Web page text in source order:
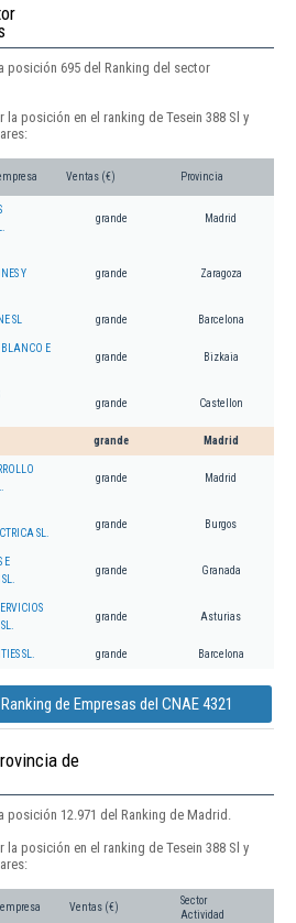
posición 695 del Ranking del sector
posición en el ranking de Tesein 388 Sl y
Ventas (€) Provincia
grande Madrid
Y
grande Zaragoza
SL grande Barcelona
BLANCO E
grande Bizkaia
grande Castellon
grande Madrid
grande Madrid
SL.
grande Burgos
E
grande Granada
grande Asturias
SL. grande Barcelona
de Empresas del CNAE 4321
de
posición 12.971 del Ranking de Madrid.
posición en el ranking de Tesein 388 Sl y
Ventas (€)
Sector
Actividad